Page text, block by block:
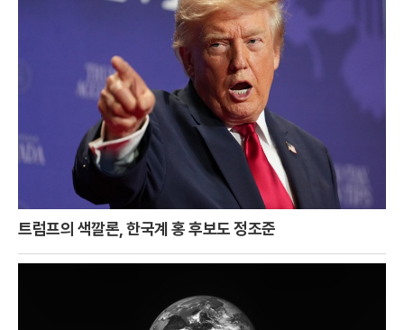
트럼프의 색깔론, 한국계 홍 후보도 정조준